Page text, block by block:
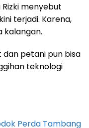
menyebut
terjadi. Karena,
kalangan.
dan petani pun bisa
teknologi
Perda Tambang